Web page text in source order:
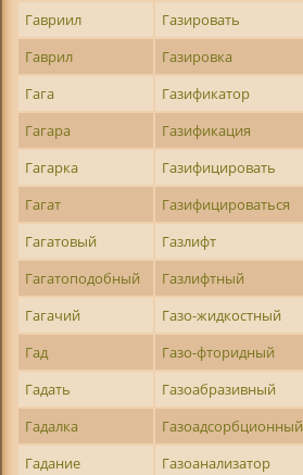
Гавриил
Газировать
Гаврил
Газировка
Гага
Газификатор
Гагара
Газификация
Гагарка
Газифицировать
Гагат
Газифицироваться
Гагатовый
Газлифт
Гагатоподобный
Газлифтный
Гагачий
Газо-жидкостный
Гад
Газо-фторидный
Гадать
Газоабразивный
Гадалка
Газоадсорбционный
Гадание
Газоанализатор